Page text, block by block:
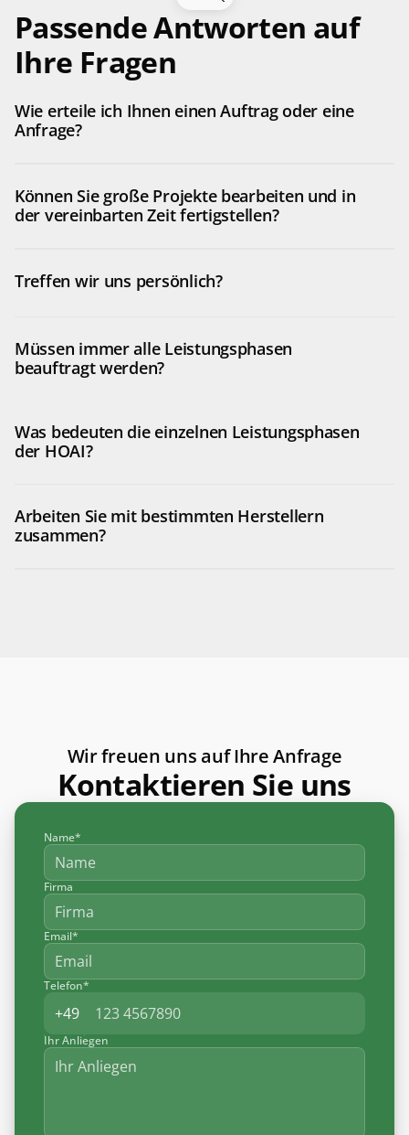
Passende Antworten auf
Ihre Fragen
Wie erteile ich Ihnen einen Auftrag oder eine
Anfrage?
Können Sie große Projekte bearbeiten und in
der vereinbarten Zeit fertigstellen?
Treffen wir uns persönlich?
Müssen immer alle Leistungsphasen
beauftragt werden?
Was bedeuten die einzelnen Leistungsphasen
der HOAI?
Arbeiten Sie mit bestimmten Herstellern
zusammen?
Wir freuen uns auf Ihre Anfrage
Kontaktieren Sie uns
Name*
Firma
Email*
Telefon*
Ihr Anliegen